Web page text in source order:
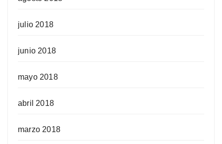
julio 2018
junio 2018
mayo 2018
abril 2018
marzo 2018